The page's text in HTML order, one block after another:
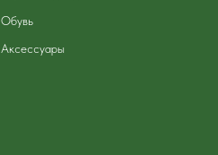
Обувь
Аксессуары